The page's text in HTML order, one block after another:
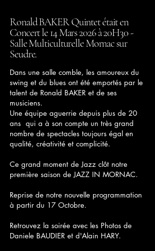
Ronald BAKER Quintet était en
Concert le 14 Mars 2026 à 20H30 -
Salle Multiculturelle Mornac sur
Seudre.
Dans une salle comble, les amoureux du
swing et du blues ont été emportés par le
talent de Ronald BAKER et de ses
musiciens.
Une équipe aguerrie depuis plus de 20
ans qui a à son compte un très grand
nombre de spectacles toujours égal en
qualité, créativité et complicité.
Ce grand moment de Jazz clôt notre
première saison de JAZZ IN MORNAC.
Reprise de notre nouvelle programmation
à partir du 17 Octobre.
Retrouvez la soirée avec les Photos de
Daniele BAUDIER et d'Alain HARY.